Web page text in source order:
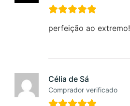
perfeição ao extremo!
Célia de Sá
Comprador verificado